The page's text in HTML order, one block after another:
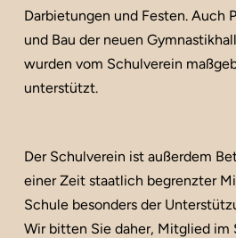
Darbietungen und Festen. Auch
und Bau der neuen
wurden vom Schulverein
unterstützt.
Der Schulverein ist außerdem
einer Zeit staatlich begrenzter
Schule besonders der
Wir bitten Sie daher, Mitglied im